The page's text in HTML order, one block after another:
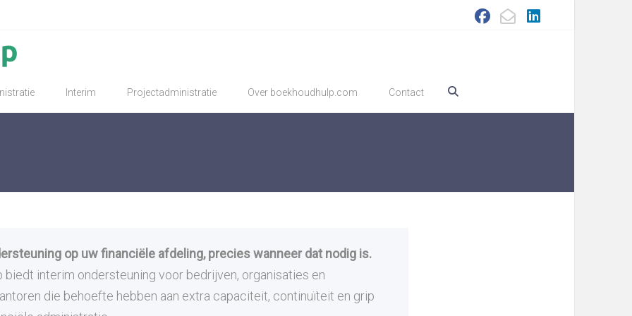
Interim Projectadministratie Over boekhoudhulp.com Contact
op uw financiële afdeling, precies wanneer dat nodig is.
biedt interim ondersteuning voor bedrijven, organisaties en
die behoefte hebben aan extra capaciteit, continuïteit en grip